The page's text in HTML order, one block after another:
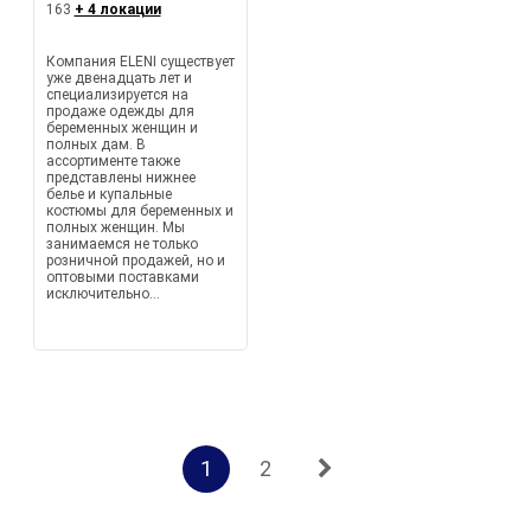
163 + 4 локации
Компания ELENI существует
уже двенадцать лет и
специализируется на
продаже одежды для
беременных женщин и
полных дам. В
ассортименте также
представлены нижнее
белье и купальные
костюмы для беременных и
полных женщин. Мы
занимаемся не только
розничной продажей, но и
оптовыми поставками
исключительно...
1 2